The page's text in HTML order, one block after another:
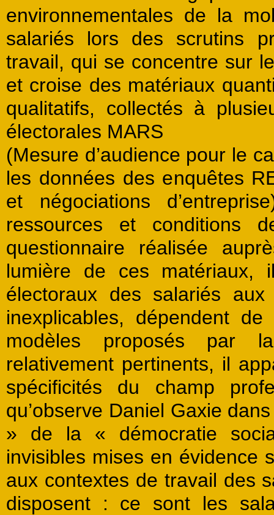
environnementales de la
salariés lors des scrutins
travail, qui se concentre sur
et croise des matériaux
qualitatifs, collectés à
électorales MARS
(Mesure d’audience pour le
les données des enquêtes
et négociations
ressources et conditions
questionnaire réalisée
lumière de ces matériaux,
électoraux des salariés aux
inexplicables, dépendent
modèles proposés par
relativement pertinents, il
spécificités du champ
qu’observe Daniel Gaxie
» de la « démocratie
invisibles mises en évidence
aux contextes de travail des
disposent : ce sont les